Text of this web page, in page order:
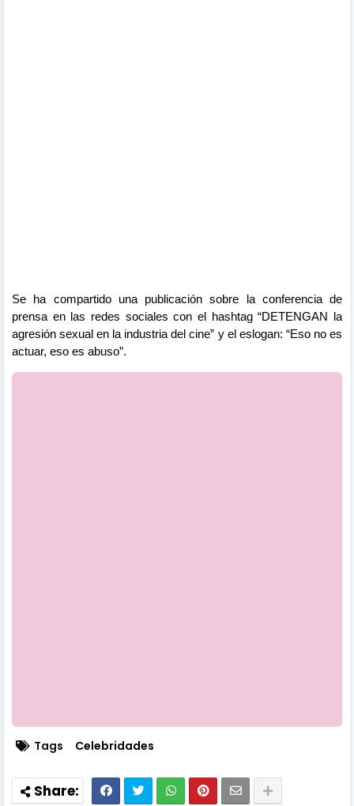
Se ha compartido una publicación sobre la conferencia de
prensa en las redes sociales con el hashtag “DETENGAN la
agresión sexual en la industria del cine” y el eslogan: “Eso no es
actuar, eso es abuso”.
Tags Celebridades